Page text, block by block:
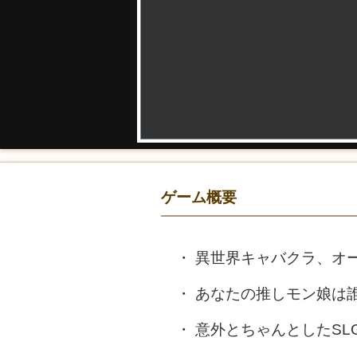
ゲーム概要
異世界キャバクラ、オ
あなたの推しモン娘は
意外とちゃんとした